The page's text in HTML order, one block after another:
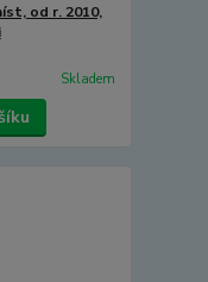
od r. 2010,
Skladem